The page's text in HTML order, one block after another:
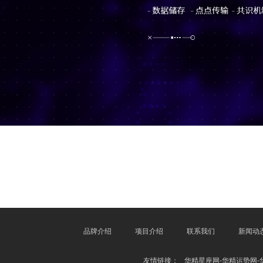
品牌介绍 项目介绍 联系我们 新闻动
友情链接： 华精星座网-华精运势网-